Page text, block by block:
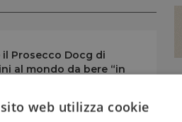
il Prosecco Docg di
al mondo da bere “in
web utilizza cookie